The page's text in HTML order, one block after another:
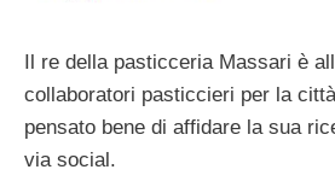
Il re della pasticceria Massari è
collaboratori pasticcieri per la
pensato bene di affidare la sua
via social.